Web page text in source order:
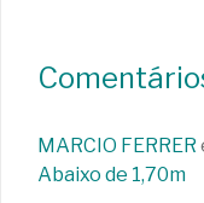
MARCIO FERRER
Abaixo de 1,70m